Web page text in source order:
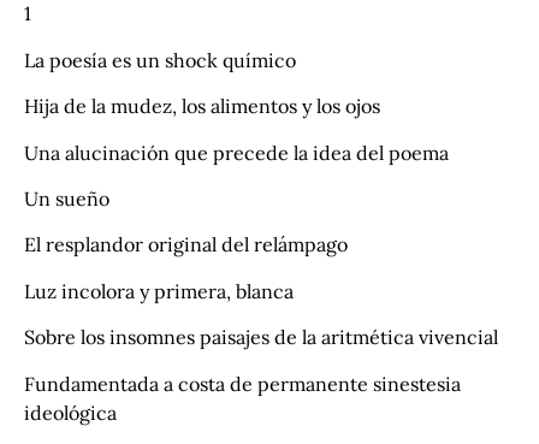
1
La poesía es un shock químico
Hija de la mudez, los alimentos y los ojos
Una alucinación que precede la idea del poema
Un sueño
El resplandor original del relámpago
Luz incolora y primera, blanca
Sobre los insomnes paisajes de la aritmética vivencial
Fundamentada a costa de permanente sinestesia
ideológica